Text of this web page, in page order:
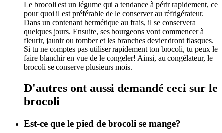
Le brocoli est un légume qui a tendance à périr rapidement, ce
pour quoi il est préférable de le conserver au réfrigérateur.
Dans un contenant hermétique au frais, il se conservera
quelques jours. Ensuite, ses bourgeons vont commencer à
fleurir, jaunir ou tomber et les branches deviendront flasques.
Si tu ne comptes pas utiliser rapidement ton brocoli, tu peux le
faire blanchir en vue de le congeler! Ainsi, au congélateur, le
brocoli se conserve plusieurs mois.
D'autres ont aussi demandé ceci sur le
brocoli
Est-ce que le pied de brocoli se mange?